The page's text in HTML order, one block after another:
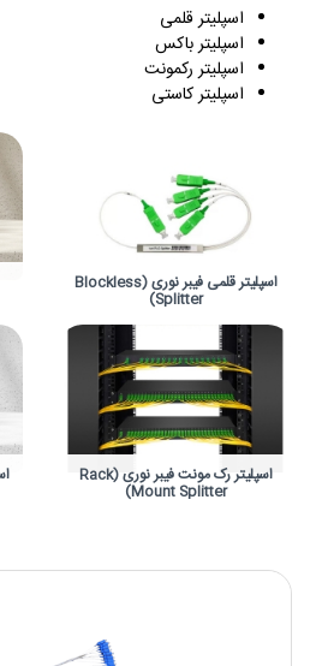
اسپلیتر قلمی
اسپلیتر باکس
اسپلیتر رکمونت
اسپلیتر کاستی
اسپلیتر قلمی فیبر نوری (Blockless
Splitter)
اسپلیتر رک مونت فیبر نوری (Rack
Mount Splitter)